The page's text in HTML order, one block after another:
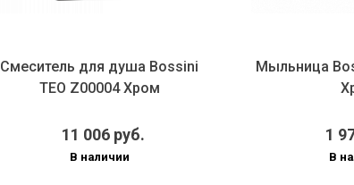
Смеситель для душа Bossini
TEO Z00004 Хром
11 006 руб.
В наличии
Мыльница
1
В